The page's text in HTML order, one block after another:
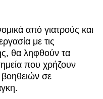
από γιατρούς και
με τις
θα ληφθούν τα
που χρήζουν
σε